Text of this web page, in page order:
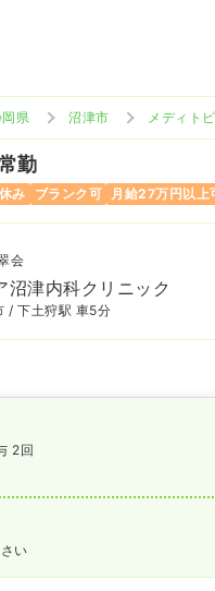
岡県 沼津市 メディト
勤
み ブランク可 月給27万円以上
会
沼津内科クリニック
/ 下土狩駅 車5分
2回
い